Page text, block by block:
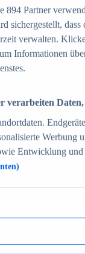
Online-Shops
70+
894 Partner
sichergestellt,
verwalten.
Informationen
verarbeiten
Werbung
Entwicklung